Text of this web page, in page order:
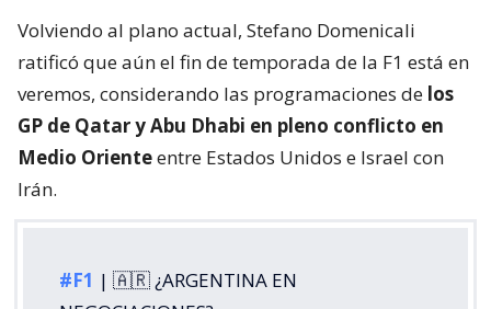
Volviendo al plano actual, Stefano Domenicali
ratificó que aún el fin de temporada de la F1 está en
veremos, considerando las programaciones de los
GP de Qatar y Abu Dhabi en pleno conflicto en
Medio Orienteentre Estados Unidos e Israel con
Irán.
#F1 | 🇦🇷 ¿ARGENTINA EN